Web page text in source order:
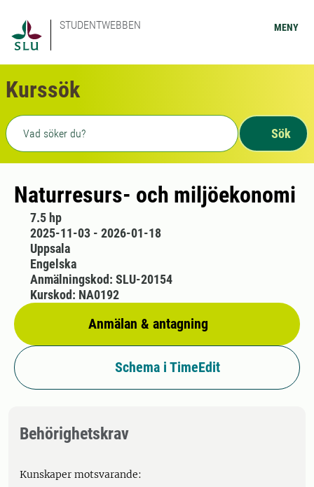
STUDENTWEBBEN MENY
Kurssök
Fritext sökning
Sök
Naturresurs- och miljöekonomi
7.5 hp
2025-11-03 - 2026-01-18
Uppsala
Engelska
Anmälan & antagning
Anmälningskod: SLU-20154
Kurskod: NA0192
Schema i TimeEdit
Behörighetskrav
Kunskaper motsvarande: